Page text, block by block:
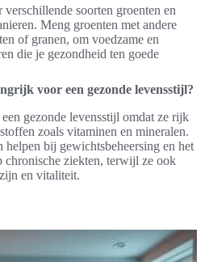
soorten groenten en
Meng groenten met andere
of granen, om voedzame en
die je gezondheid ten goede
voor een gezonde levensstijl?
gezonde levensstijl omdat ze rijk
zoals vitaminen en mineralen.
helpen bij gewichtsbeheersing en het
chronische ziekten, terwijl ze ook
en vitaliteit.